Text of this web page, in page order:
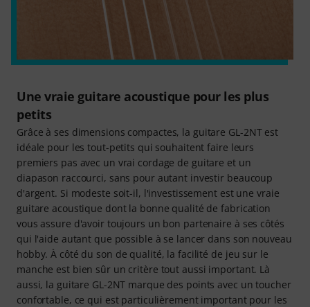
Une vraie guitare acoustique pour les plus
petits
Grâce à ses dimensions compactes, la guitare GL-2NT est
idéale pour les tout-petits qui souhaitent faire leurs
premiers pas avec un vrai cordage de guitare et un
diapason raccourci, sans pour autant investir beaucoup
d'argent. Si modeste soit-il, l'investissement est une vraie
guitare acoustique dont la bonne qualité de fabrication
vous assure d'avoir toujours un bon partenaire à ses côtés
qui l'aide autant que possible à se lancer dans son nouveau
hobby. À côté du son de qualité, la facilité de jeu sur le
manche est bien sûr un critère tout aussi important. Là
aussi, la guitare GL-2NT marque des points avec un toucher
confortable, ce qui est particulièrement important pour les